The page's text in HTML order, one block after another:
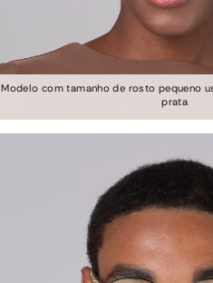
Modelo com tamanho de rosto pequeno
prata